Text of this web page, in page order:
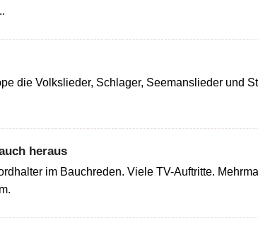
die Volkslieder, Schlager, Seemanslieder und
heraus
im Bauchreden. Viele TV-Auftritte.